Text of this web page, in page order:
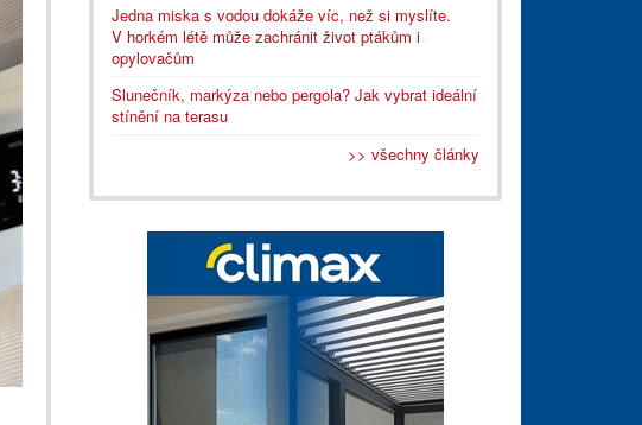
Jedna miska s vodou dokáže víc, než si myslíte.
V horkém létě může zachránit život ptákům i
opylovačům
Slunečník, markýza nebo pergola? Jak vybrat ideální
stínění na terasu
>> všechny články